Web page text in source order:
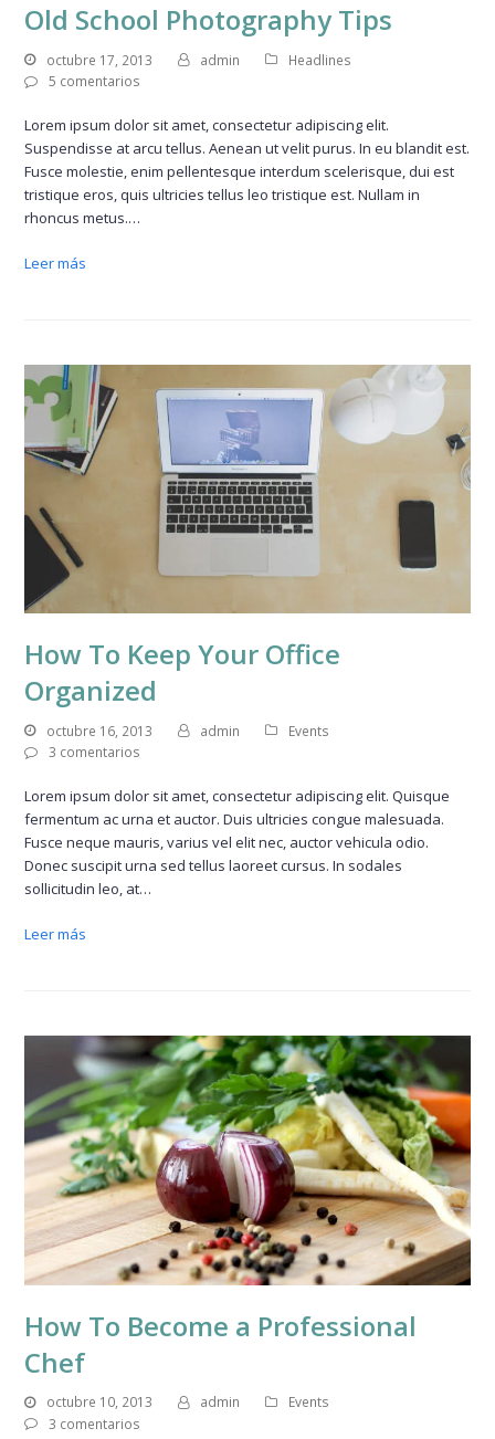
Old School Photography Tips
octubre 17, 2013 admin
Headlines
5 comentarios
Lorem ipsum dolor sit amet, consectetur adipiscing elit.
Suspendisse at arcu tellus. Aenean ut velit purus. In eu blandit est.
Fusce molestie, enim pellentesque interdum scelerisque, dui est
tristique eros, quis ultricies tellus leo tristique est. Nullam in
rhoncus metus.…
Leer más
How To Keep Your Office
Organized
octubre 16, 2013 admin
Events
3 comentarios
Lorem ipsum dolor sit amet, consectetur adipiscing elit. Quisque
fermentum ac urna et auctor. Duis ultricies congue malesuada.
Fusce neque mauris, varius vel elit nec, auctor vehicula odio.
Donec suscipit urna sed tellus laoreet cursus. In sodales
sollicitudin leo, at…
Leer más
How To Become a Professional
Chef
octubre 10, 2013 admin
Events
3 comentarios